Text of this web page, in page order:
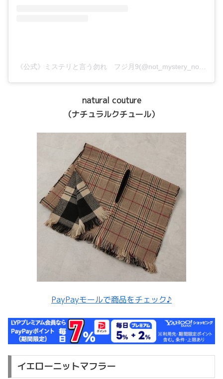
natural couture
（ナチュラルクチュール）
PayPayモールで商品をチェック♪
イエローニットマフラー